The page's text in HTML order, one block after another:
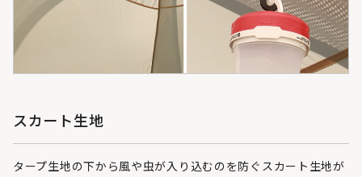
スカート生地
タープ生地の下から風や虫が入り込むのを防ぐスカート生地が